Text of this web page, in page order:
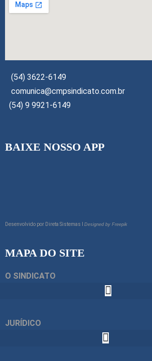
(54) 3622-6149
comunica@cmpsindicato.com.br
(54) 9 9921-6149
BAIXE NOSSO APP
Desenvolvido por Direta Sistemas I Designed by Freepik
MAPA DO SITE
O SINDICATO
JURÍDICO